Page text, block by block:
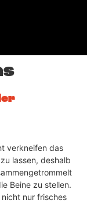
verkneifen das
lassen, deshalb
Beine zu stellen.
nur frisches